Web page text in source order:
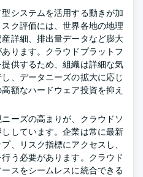
システムを活用する動きが加
ク評価には、世界各地の地理
詳細、排出量データなど膨大
ります。クラウドプラットフ
供するため、組織は詳細な気
、データニーズの拡大に応じ
額なハードウェア投資を抑え
ーズの高まりが、クラウドソ
しています。企業は常に最新
、リスク指標にアクセスし、
う必要があります。クラウド
スをシームレスに統合できる